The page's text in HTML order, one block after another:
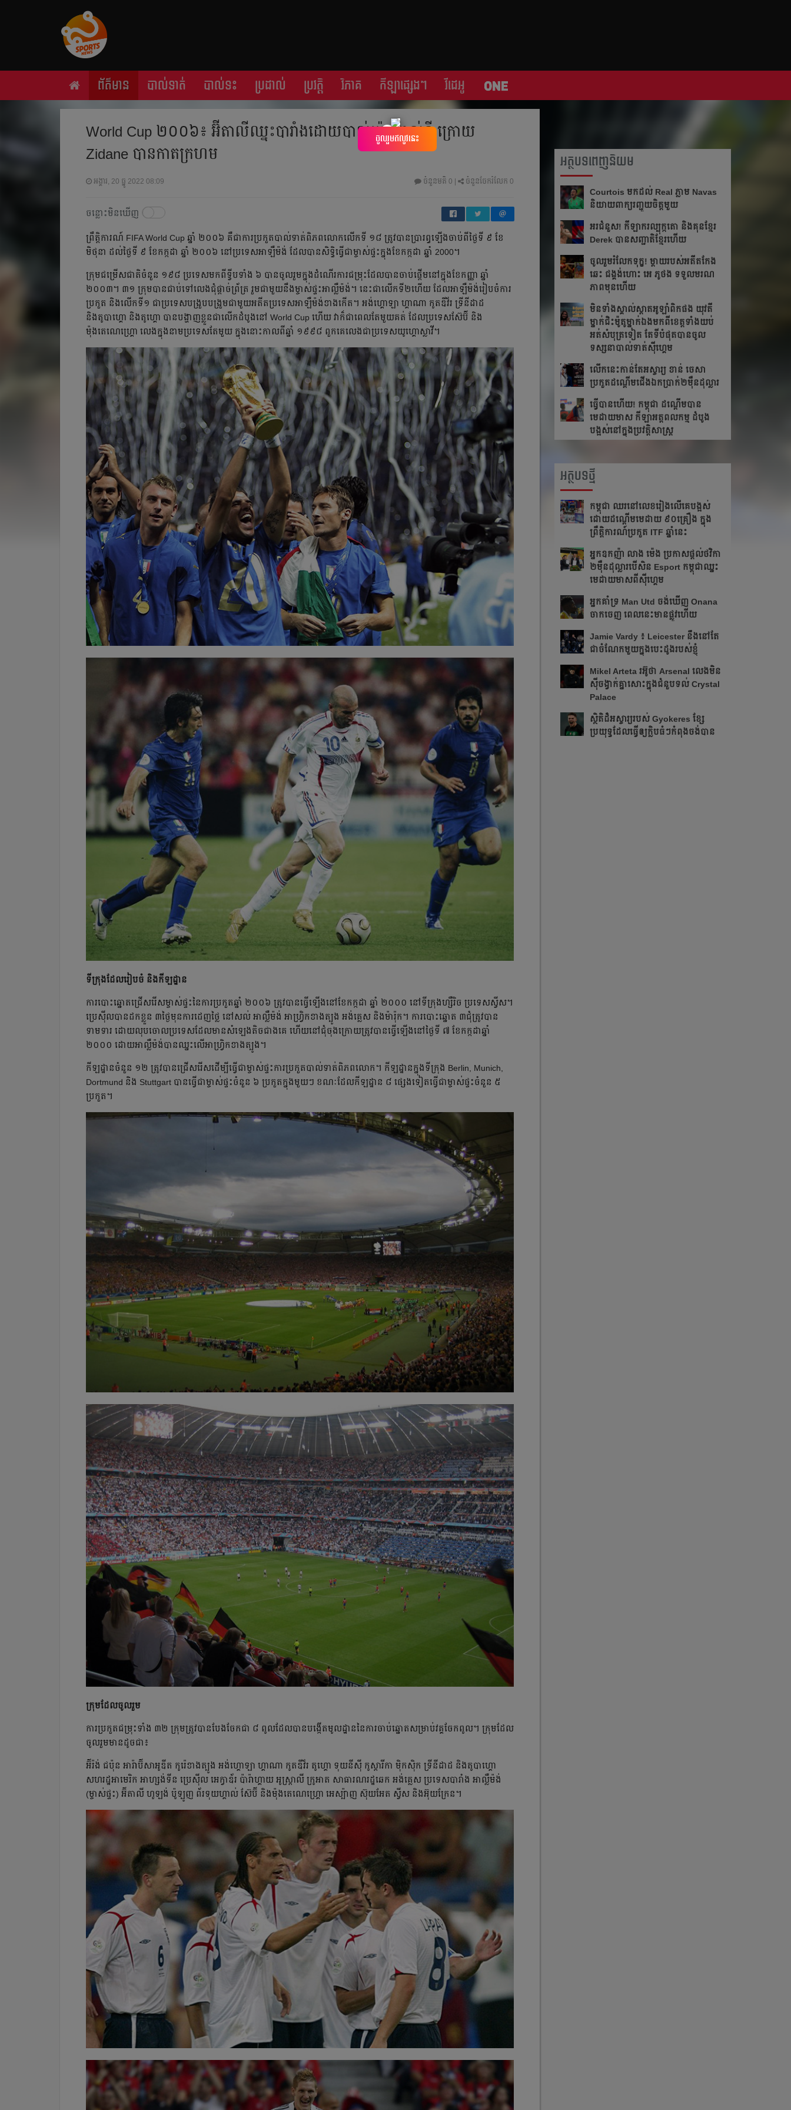
ព័ត៌មាន បាល់ទាត់ បាល់ទះ ប្រដាល់ ប្រវត្តិ​​ វិភាគ កីឡា​ផ្សេង​ៗ វីដេអូ
World Cup ២០០៦៖ អ៊ីតាលី​ឈ្នះបារាំងដោយបាល់ប៉េណាល់ទី ក្រោយ
Zidane បានកាតក្រហម​
អង្គារ, 20 ធ្នូ 2022 08:09 ចំនួនមតិ 0 ចំនួនចែករំលែក 0
ចន្លោះមិនឃើញ
ព្រឹត្តិការណ៍ FIFA World Cup ឆ្នាំ ២០០៦ ​គឺជាការប្រកួតបាល់ទាត់ពិភពលោកលើកទី ១៨ ​ត្រូវបានប្រារព្ធឡើងចាប់ពីថ្ងៃទី ៩ ខែ
មិថុនា ដល់ថ្ងៃទី ៩ ខែកក្កដា ឆ្នាំ ២០០៦ នៅប្រទេសអាឡឺម៉ង់ ដែលបាន​សិទ្ធិធ្វើជាម្ចាស់ផ្ទះ​ក្នុងខែកក្កដា ឆ្នាំ 2000។
ក្រុមជម្រើសជាតិចំនួន ១៩៨ ប្រទេសមកពីទ្វីបទាំង ៦ ​បានចូលរួមក្នុងដំណើរការជម្រុះដែលបានចាប់ផ្តើមនៅក្នុងខែកញ្ញា ឆ្នាំ
២០០៣។ ៣១ ក្រុមបានជាប់ទៅលេងជុំផ្ដាច់ព្រ័ត្រ រួមជាមួយនឹងម្ចាស់ផ្ទះអាល្លឺម៉ង់។ នេះជាលើកទី២ហើយ ដែលអាឡឺម៉ង់រៀបចំការ
ប្រកួត និងលើកទី១ ជាប្រទេសបង្រួបបង្រួមជាមួយអតីតប្រទេស​អាឡឺម៉ង់ខាងកើត។ អង់ហ្គោឡា ហ្គាណា កូតឌីវ័រ ទ្រីនីដាដ
និងតូបាហ្គោ និងតូហ្គោ បានបង្ហាញខ្លួនជាលើកដំបូងនៅ World Cup ហើយ វាក៏ជាពេលតែមួយគត់ ដែលប្រទេសស៊ែប៊ី និង
ម៉ុងតេណេហ្គ្រោ លេងក្នុងនាមប្រទេសតែមួយ ក្នុងនោះកាលពីឆ្នាំ ១៩៩៨ ពួកគេលេងជាប្រទេសយូហ្គោស្លាវី។
ទីក្រុងដែលរៀបចំ និងកីឡដ្ឋាន
ការបោះឆ្នោតជ្រើសរើសម្ចាស់ផ្ទះនៃការប្រកួតឆ្នាំ ២០០៦ ត្រូវបានធ្វើឡើងនៅខែកក្កដា ឆ្នាំ ២០០០ នៅទីក្រុងហ្សឺរិច ប្រទេសស្វីស។
​ប្រេស៊ីលបានដកខ្លួន ៣ថ្ងៃមុនការដេញថ្លៃ នៅសល់ អាល្លឺម៉ង់ អាហ្រ្វិកខាងត្បូង អង់គ្លេស និងម៉ារ៉ុក។ ការ​បោះ​ឆ្នោត​ ៣ជុំត្រូវ​បាន​
ទាមទារ ដោយ​​លុប​ចោល​ប្រទេស​ដែល​មាន​សំឡេង​តិច​ជាង​គេ ហើយនៅជុំចុងក្រោយត្រូវបានធ្វើឡើងនៅថ្ងៃទី ៧ ខែកក្កដាឆ្នាំ
២០០០ ដោយអាល្លឺម៉ង់បានឈ្នះលើអាហ្វ្រិកខាងត្បូង។
កីឡដ្ឋានចំនួន ១២ ត្រូវបានជ្រើសរើសដើម្បីធ្វើជាម្ចាស់ផ្ទះការប្រកួតបាល់ទាត់ពិភពលោក។ ​កីឡដ្ឋាន​ក្នុង​ទីក្រុង Berlin, Munich,
Dortmund និង Stuttgart បាន​ធ្វើ​ជា​ម្ចាស់​ផ្ទះ​ចំនួន ៦ ប្រកួត​ក្នុង​មួយ​ៗ ខណៈ​ដែល​កីឡដ្ឋាន ៨ ផ្សេង​ទៀត​ធ្វើ​ជា​ម្ចាស់​ផ្ទះ​ចំនួន ៥
ប្រកួត។
ក្រុមដែលចូលរួម
ការ​ប្រកួត​ជម្រុះ​ទាំង ៣២ ក្រុម​ត្រូវ​បាន​បែង​ចែក​ជា​ ៨ ពូល​ដែល​បាន​បង្កើត​មូលដ្ឋាន​នៃ​ការ​ចាប់​ឆ្នោត​សម្រាប់​វគ្គ​ចែក​ពូល។ ក្រុមដែល
ចូលរួមមានដូចជា៖​​​​​​​​​​​​​​​​​​​​​​​​​​​​​​​​​​​​​​​​​​​​​​​​​​​​​​​​​​
អ៊ីរ៉ង់ ជប៉ុន អារ៉ាប៊ីសាអូឌីត កូរ៉េខាងត្បូង អង់ហ្គោឡា ហ្គាណា កូតឌីវ័រ តូហ្គោ ទុយនីស៊ី កូស្តារីកា ម៉ិកស៊ិក ទ្រីនីដាដ និងតូបាហ្គោ
សហរដ្ឋអាមេរិក អាហ្សង់ទីន ប្រេស៊ីល អេក្វាឌ័រ ប៉ារ៉ាហ្គាយ អូស្ត្រាលី ក្រូអាត សាធារណរដ្ឋឆេក អង់គ្លេស ប្រទេសបារាំង អាល្លឺម៉ង់
(ម្ចាស់ផ្ទះ) អ៊ីតាលី ហូឡង់ ប៉ូឡូញ ព័រទុយហ្គាល់ ស៊ែប៊ី និងម៉ុងតេណេហ្គ្រោ អេស្ប៉ាញ ស៊ុយអែត ស្វីស និងអ៊ុយក្រែន។
អត្ថបទពេញនិយម
Courtois មក​ដល់​ Real ភ្លាម​​ Navas
និយាយ​ពាក្យ​រញ្ជួយ​ចិត្ត​មួយ​
អរ​ជំនួស!​ កីឡាករ​ល្បុក្កតោ​ និង​គុន​ខ្មែរ​
Derek​ បាន​សញ្ជាតិ​ខ្មែរ​ហើយ​
ចូលរួម​រំលែក​ទុក្ខ​! ម្ដាយ​របស់​អតីត​កែង​
ឆេះ​ ជង្គង់​ហោះ​ អេ​ ភូថង​ ទទួល​មរណ
ភាព​មុន​ហើយ
មិនទាំងស្គាល់ស្តាតអូឡាំពិកផង យុវតី
ម្នាក់ជិះម៉ូតូម្នាក់ឯងមកពីខេត្ត​ទាំង​យប់
អត់សំបុត្រទៀត តែ​ទី​បំផុត​បាន​ចូល​
ទស្សនា​បាល់ទាត់ស៊ីហ្គេម
លើក​នេះ​កាន់​តែ​អស្ចារ្យ ខាន់ ចេសា
ប្រកួត​ដណ្តើម​ជើង​ឯកប្រាក់២ម៉ឺនដុល្លារ​
ធ្វើបានហើយ! កម្ពុជា ដណ្តើមបាន
មេដាយមាស កីឡាអត្តពលកម្ម ដំបូង
បង្អស់នៅក្នុងប្រវត្តិសាស្រ្ត
អត្ថបទថ្មី
កម្ពុជា​ ឈរនៅលេខរៀងលើគេបង្អស់​
ដោយដណ្ដើមមេដាយ​ ៩០គ្រឿង ក្នុង
ព្រឹត្ដិការណ៍ប្រកួត ITF​ ឆ្នាំនេះ
អ្នក​ឧកញ៉ា លាង ម៉េង ​ប្រកាស​ផ្ដល់​ថវិកា​
២​ម៉ឺន​ដុល្លារ​បើ​សិន​​ Esport កម្ពុជា​​ឈ្នះ​​
មេដាយ​មាស​ពី​ស៊ីហ្គេម​
អ្នក​គាំទ្រ Man Utd ចង់​ឃើញ Onana
ចាកចេញ​ ពេលនេះ​មាន​ផ្លូវ​ហើយ​​
Jamie Vardy ៖ Leicester នឹង​នៅ​តែ​
ជា​ចំណែក​មួយ​ក្នុង​បេះដូង​របស់​ខ្ញុំ​
Mikel Arteta ​រអ៊ូ​ថា​​ Arsenal លេង​មិន​
ស៊ី​ចង្វាក់​គ្នា​​សោះ​ក្នុង​ជំនួប​ទល់ Crystal
Palace
​ស្ថិតិ​ដ៏​អស្ចារ្យ​​របស់ Gyokeres ខ្សែ​
ប្រយុទ្ធ​ដែល​​ធ្វើ​ឲ្យ​ក្លិប​ធំៗ​កំពុង​ចង់បាន​
×
ចូលរួមឥលូវនេះ